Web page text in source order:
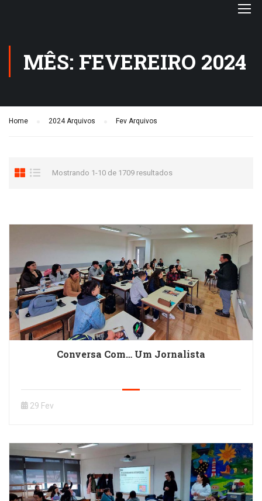
MÊS: FEVEREIRO 2024
Home 2024 Arquivos Fev Arquivos
Mostrando 1-10 de 1709 resultados
Conversa Com… Um Jornalista
29 Fev